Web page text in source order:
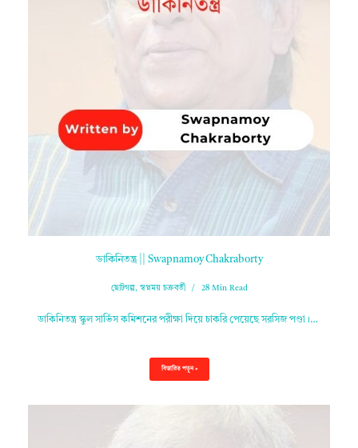
ডাকিনিতন্ত্র || Swapnamoy Chakraborty
ছোটগল্প,স্বপ্নময় চক্রবর্তী 28 Min Read
ডাকিনিতন্ত্র স্কুল সার্ভিস কমিশনের পরীক্ষা দিয়ে চাকরি পেয়েছে সরসিজ পণ্ডা।…
বিস্তারিত পড়ুন »